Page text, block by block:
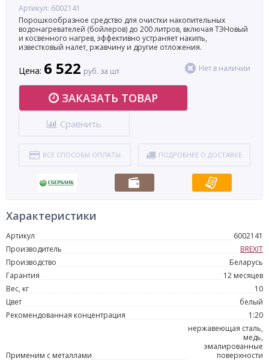
Артикул: 6002141
Порошкообразное средство для очистки накопительных
водонагревателей (бойлеров) до 200 литров, включая ТЭНовый
и косвенного нагрев, эффективно устраняет накипь,
известковый налет, ржавчину и другие отложения.
Цена: 6 522 руб. за шт Нет в наличии
ЗАКАЗАТЬ ТОВАР
Сравнить
ВСЕ СПОСОБЫ ОПЛАТЫ ПОДРОБНЕЕ О ДОСТАВКЕ
Характеристики
Артикул
6002141
Производитель
BREXIT
Производство
Беларусь
Гарантия
12 месяцев
Вес, кг
10
Цвет
белый
Рекомендованная концентрация
1:20
Применим с металлами
нержавеющая сталь,
медь,
эмалированные
поверхности